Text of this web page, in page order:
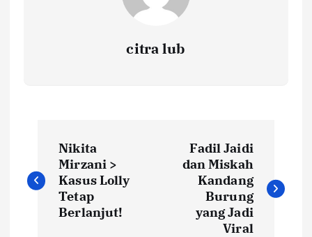
citra lub
a
Nikita
Mirzani >
Kasus Lolly
Tetap
Berlanjut!
Fadil Jaidi
dan Miskah
Kandang
Burung
yang Jadi
Viral